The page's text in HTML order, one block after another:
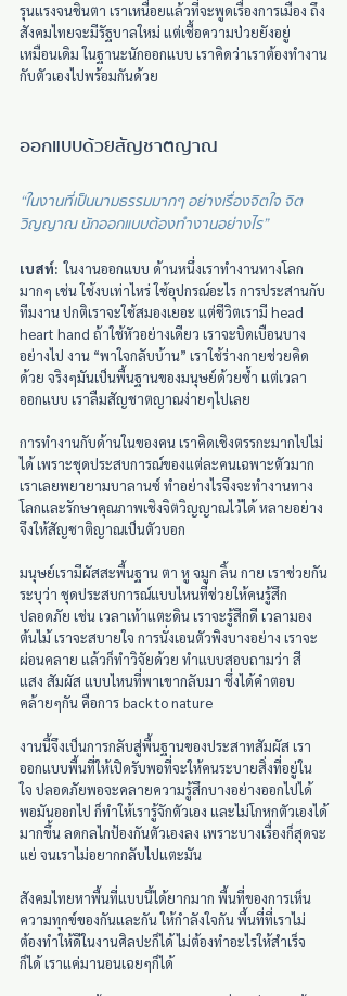
รุนแรงจนชินตา เราเหนื่อยแล้วที่จะพูดเรื่องการเมือง ถึง
สังคมไทยจะมีรัฐบาลใหม่ แต่เชื้อความป่วยยังอยู่
เหมือนเดิม ในฐานะนักออกแบบ เราคิดว่าเราต้องทำงาน
กับตัวเองไปพร้อมกันด้วย
ออกแบบด้วยสัญชาตญาณ
“ในงานที่เป็นนามธรรมมากๆ อย่างเรื่องจิตใจ จิต
วิญญาณ นักออกแบบต้องทำงานอย่างไร”
เบสท์: ในงานออกแบบ ด้านหนึ่งเราทำงานทางโลก
มากๆ เช่น ใช้งบเท่าไหร่ ใช้อุปกรณ์อะไร การประสานกับ
ทีมงาน ปกติเราจะใช้สมองเยอะ แต่ชีวิตเรามี head
heart hand ถ้าใช้หัวอย่างเดียว เราจะบิดเบือนบาง
อย่างไป งาน “พาใจกลับบ้าน” เราใช้ร่างกายช่วยคิด
ด้วย จริงๆมันเป็นพื้นฐานของมนุษย์ด้วยซ้ำ แต่เวลา
ออกแบบ เราลืมสัญชาตญาณง่ายๆไปเลย
การทำงานกับด้านในของคน เราคิดเชิงตรรกะมากไปไม่
ได้ เพราะชุดประสบการณ์ของแต่ละคนเฉพาะตัวมาก
เราเลยพยายามบาลานซ์ ทำอย่างไรจึงจะทำงานทาง
โลกและรักษาคุณภาพเชิงจิตวิญญาณไว้ได้ หลายอย่าง
จึงให้สัญชาติญาณเป็นตัวบอก
มนุษย์เรามีผัสสะพื้นฐาน ตา หู จมูก ลิ้น กาย เราช่วยกัน
ระบุว่า ชุดประสบการณ์แบบไหนที่ช่วยให้คนรู้สึก
ปลอดภัย เช่น เวลาเท้าแตะดิน เราจะรู้สีกดี เวลามอง
ต้นไม้ เราจะสบายใจ การนั่งเอนตัวพิงบางอย่าง เราจะ
ผ่อนคลาย แล้วก็ทำวิจัยด้วย ทำแบบสอบถามว่า สี
แสง สัมผัส แบบไหนที่พาเขากลับมา ซึ่งได้คำตอบ
คล้ายๆกัน คือการ back to nature
งานนี้จึงเป็นการกลับสู่พื้นฐานของประสาทสัมผัส เรา
ออกแบบพื้นที่ให้เปิดรับพอที่จะให้คนระบายสิ่งที่อยู่ใน
ใจ ปลอดภัยพอจะคลายความรู้สึกบางอย่างออกไปได้
พอมันออกไป ก็ทำให้เรารู้จักตัวเอง และไม่โกหกตัวเองได้
มากขึ้น ลดกลไกป้องกันตัวเองลง เพราะบางเรื่องก็สุดจะ
แย่ จนเราไม่อยากกลับไปแตะมัน
สังคมไทยหาพื้นที่แบบนี้ได้ยากมาก พื้นที่ของการเห็น
ความทุกข์ของกันและกัน ให้กำลังใจกัน พื้นที่ที่เราไม่
ต้องทำให้ดีในงานศิลปะก็ได้ ไม่ต้องทำอะไรให้สำเร็จ
ก็ได้ เราแค่มานอนเฉยๆก็ได้